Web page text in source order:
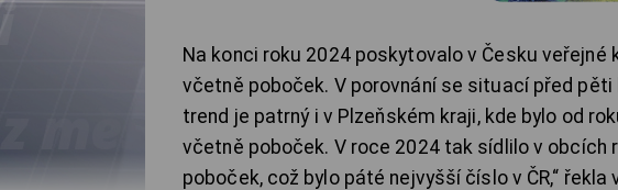
Na konci roku 2024 poskytovalo v Česku veřejné
včetně poboček. V porovnání se situací před pěti
trend je patrný i v Plzeňském kraji, kde bylo od
včetně poboček. V roce 2024 tak sídlilo v obcích
poboček, což bylo páté nejvyšší číslo v ČR,“